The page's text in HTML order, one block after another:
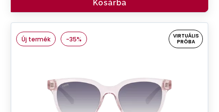
Kosárba
Új termék -35%
VIRTUÁLIS
PRÓBA